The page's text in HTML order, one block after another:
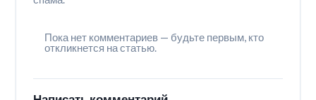
Пока нет комментариев — будьте первым, кто
откликнется на статью.